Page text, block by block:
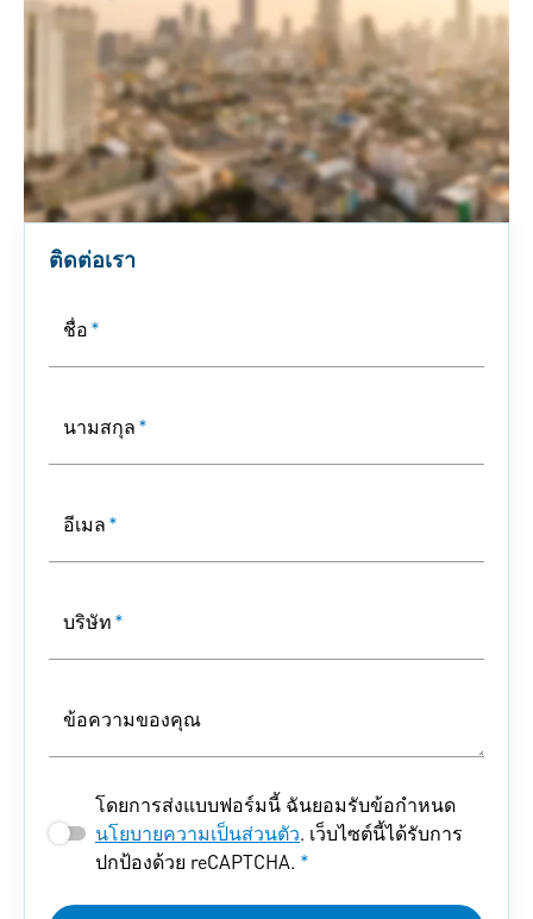
ติดต่อเรา
ชื่อ*
นามสกุล*
อีเมล*
บริษัท*
ข้อความของคุณ
โดยการส่งแบบฟอร์มนี้ ฉันยอมรับข้อกำหนด
นโยบายความเป็นส่วนตัว. เว็บไซต์นี้ได้รับการ
ปกป้องด้วย reCAPTCHA. *